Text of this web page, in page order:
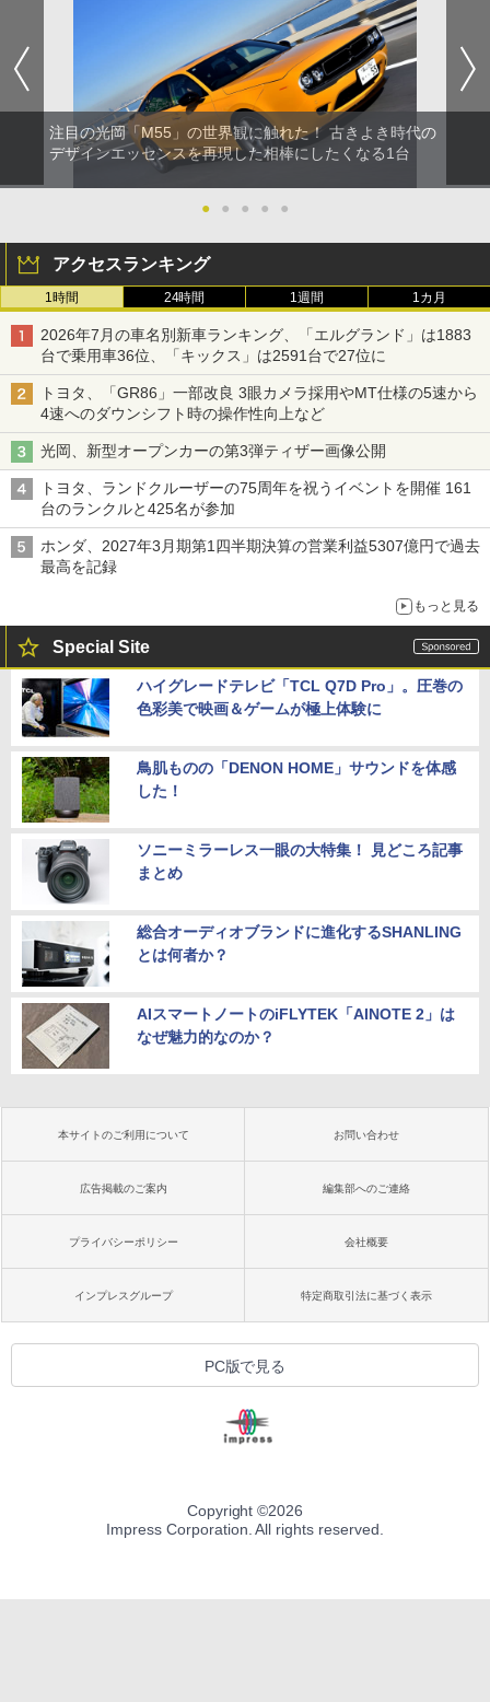
注目の光岡「M55」の世界観に触れた！ 古きよき時代の
デザインエッセンスを再現した相棒にしたくなる1台
● ● ● ● ●
アクセスランキング
1時間 24時間 1週間 1カ月
2026年7月の車名別新車ランキング、「エルグランド」は1883
台で乗用車36位、「キックス」は2591台で27位に
トヨタ、「GR86」一部改良 3眼カメラ採用やMT仕様の5速から
4速へのダウンシフト時の操作性向上など
光岡、新型オープンカーの第3弾ティザー画像公開
トヨタ、ランドクルーザーの75周年を祝うイベントを開催 161
台のランクルと425名が参加
ホンダ、2027年3月期第1四半期決算の営業利益5307億円で過去
最高を記録
もっと見る
Special Site
ハイグレードテレビ「TCL Q7D Pro」。圧巻の
色彩美で映画＆ゲームが極上体験に
鳥肌ものの「DENON HOME」サウンドを体感
した！
ソニーミラーレス一眼の大特集！ 見どころ記事
まとめ
総合オーディオブランドに進化するSHANLING
とは何者か？
AIスマートノートのiFLYTEK「AINOTE 2」は
なぜ魅力的なのか？
本サイトのご利用について お問い合わせ
広告掲載のご案内 編集部へのご連絡
プライバシーポリシー 会社概要
インプレスグループ 特定商取引法に基づく表示
PC版で見る
Copyright ©2026
Impress Corporation. All rights reserved.